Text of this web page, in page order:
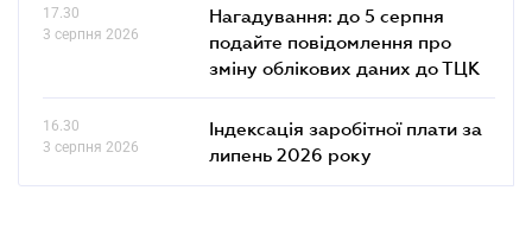
17.30
3 серпня 2026
Нагадування: до 5 серпня
подайте повідомлення про
зміну облікових даних до ТЦК
16.30
3 серпня 2026
Індексація заробітної плати за
липень 2026 року